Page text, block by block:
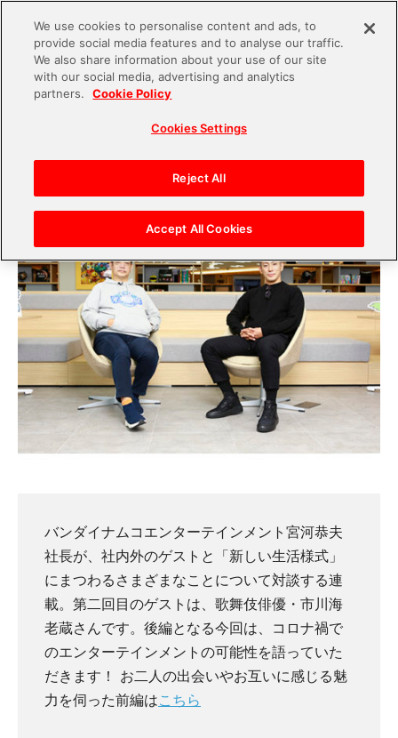
2021.01.05
さんと語る「ニューノーマルのエンターテインメ
ント」
バンダイナムコエンターテインメント宮河恭夫
社長が、社内外のゲストと「新しい生活様式」
にまつわるさまざまなことについて対談する連
載。第二回目のゲストは、歌舞伎俳優・市川海
老蔵さんです。後編となる今回は、コロナ禍で
のエンターテインメントの可能性を語っていた
だきます！ お二人の出会いやお互いに感じる魅
力を伺った前編はこちら
We use cookies to personalise content and ads, to
provide social media features and to analyse our traffic.
We also share information about your use of our site
with our social media, advertising and analytics
partners.
Cookie Policy
Cookies Settings
Reject All
Accept All Cookies